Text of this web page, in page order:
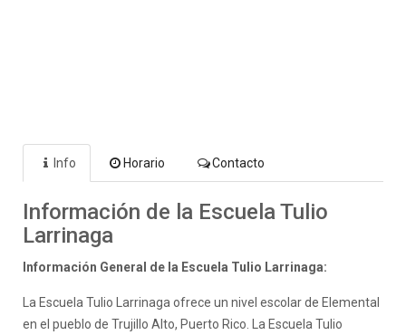
Info Horario Contacto
Información de la Escuela Tulio
Larrinaga
Información General de la Escuela Tulio Larrinaga:
La Escuela Tulio Larrinaga ofrece un nivel escolar de Elemental
en el pueblo de Trujillo Alto, Puerto Rico. La Escuela Tulio